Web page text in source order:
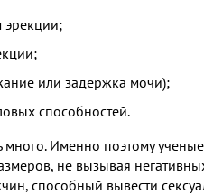
эрекции;
или задержка мочи);
способностей.
Именно поэтому ученые
не вызывая
способный вывести